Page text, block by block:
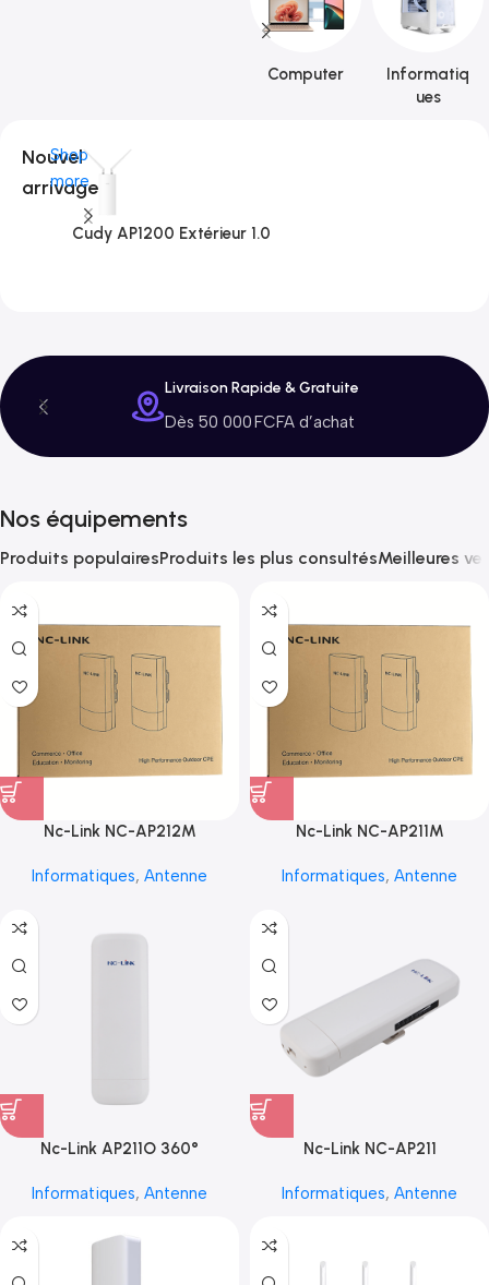
Computer
Informatiq
ues
Nouvel
arrivage
Shop
more
Cudy AP1200 Extérieur 1.0
Livraison Rapide & Gratuite
Dès 50 000 FCFA d’achat
Nos équipements
Produits populairesProduits les plus consultésMeilleures
Nc-Link NC-AP212M
Informatiques, Antenne
Nc-Link NC-AP211M
Informatiques, Antenne
Nc-Link AP211O 360°
Informatiques, Antenne
Nc-Link NC-AP211
Informatiques, Antenne